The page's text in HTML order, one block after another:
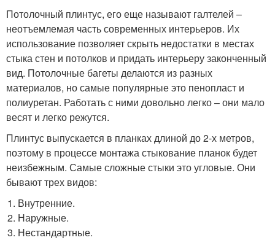
Потолочный плинтус, его еще называют галтелей –
неотъемлемая часть современных интерьеров. Их
использование позволяет скрыть недостатки в местах
стыка стен и потолков и придать интерьеру законченный
вид. Потолочные багеты делаются из разных
материалов, но самые популярные это пенопласт и
полиуретан. Работать с ними довольно легко – они мало
весят и легко режутся.
Плинтус выпускается в планках длиной до 2-х метров,
поэтому в процессе монтажа стыкование планок будет
неизбежным. Самые сложные стыки это угловые. Они
бывают трех видов:
Внутренние.
Наружные.
Нестандартные.